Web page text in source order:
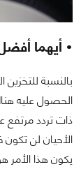
• أيهما
بالنسبة
الحصول عليه
ذات تردد مرتفع
الأحيان لن تكون
يكون هذا الأمر